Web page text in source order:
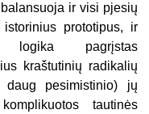
ir visi pjesių
prototipus, ir
logika pagrįstas
kraštutinių radikalių
pesimistinio) jų
tautinės